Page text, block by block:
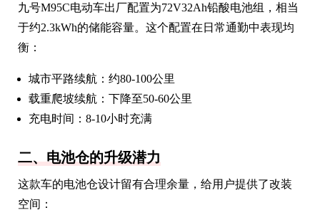
九号M95C电动车出厂配置为72V32Ah铅酸电池组，相当
于约2.3kWh的储能容量。这个配置在日常通勤中表现均
衡：
城市平路续航：约80-100公里
载重爬坡续航：下降至50-60公里
充电时间：8-10小时充满
二、电池仓的升级潜力
这款车的电池仓设计留有合理余量，给用户提供了改装
空间：